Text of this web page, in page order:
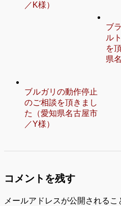
／K様）
ブ
ル
を
県
ブルガリの動作停止
のご相談を頂きまし
た（愛知県名古屋市
／Y様）
コメントを残す
メールアドレスが公開されるこ